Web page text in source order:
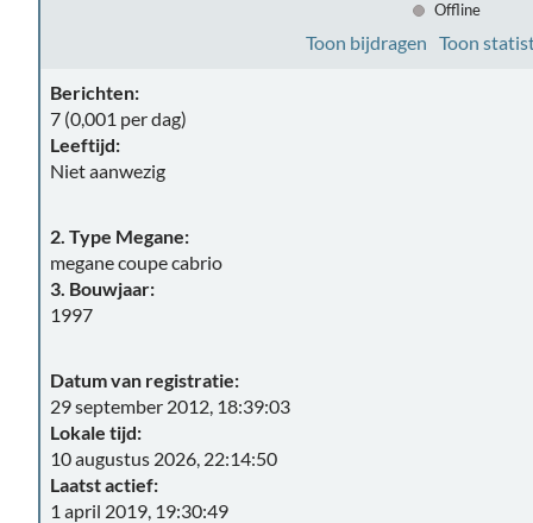
Offline
Toon bijdragen Toon
Berichten:
7 (0,001 per dag)
Leeftijd:
Niet aanwezig
2. Type Megane:
megane coupe cabrio
3. Bouwjaar:
1997
Datum van registratie:
29 september 2012, 18:39:03
Lokale tijd:
10 augustus 2026, 22:14:50
Laatst actief:
1 april 2019, 19:30:49